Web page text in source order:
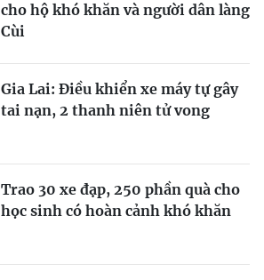
cho hộ khó khăn và người dân làng
Cùi
Gia Lai: Điều khiển xe máy tự gây
tai nạn, 2 thanh niên tử vong
Trao 30 xe đạp, 250 phần quà cho
học sinh có hoàn cảnh khó khăn